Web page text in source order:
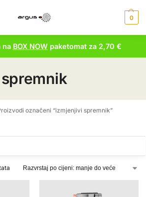
0
na BOX NOWpaketomat za 2,70 €
označeni “izmjenjivi spremnik”